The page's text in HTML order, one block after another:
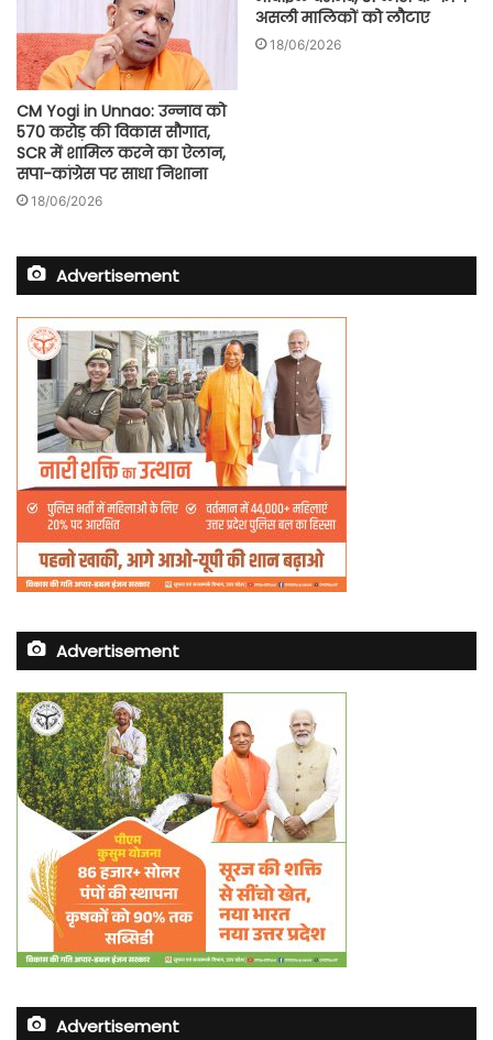
CM Yogi in Unnao: उन्नाव को
570 करोड़ की विकास सौगात,
SCR में शामिल करने का ऐलान,
सपा-कांग्रेस पर साधा निशाना
18/06/2026
असली मालिकों को लौटाए
18/06/2026
Advertisement
Advertisement
Advertisement